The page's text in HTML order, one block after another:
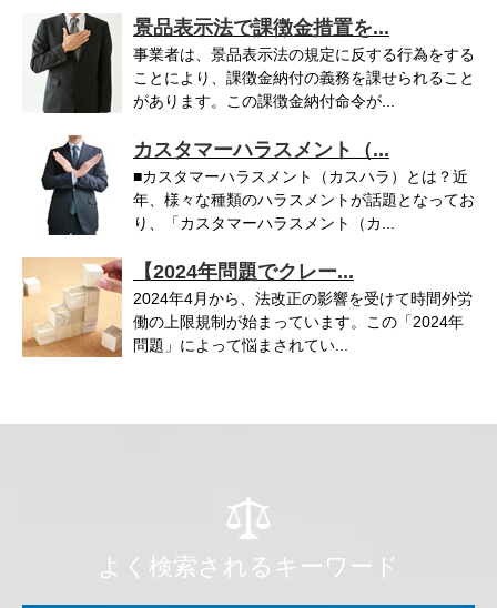
景品表示法で課徴金措置を...
事業者は、景品表示法の規定に反する行為をする
ことにより、課徴金納付の義務を課せられること
があります。この課徴金納付命令が...
カスタマーハラスメント（...
■カスタマーハラスメント（カスハラ）とは？近
年、様々な種類のハラスメントが話題となってお
り、「カスタマーハラスメント（カ...
【2024年問題でクレー...
2024年4月から、法改正の影響を受けて時間外労
働の上限規制が始まっています。この「2024年
問題」によって悩まされてい...
よく検索されるキーワード